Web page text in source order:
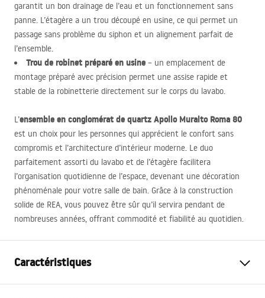
garantit un bon drainage de l’eau et un fonctionnement sans
panne. L’étagère a un trou découpé en usine, ce qui permet un
passage sans problème du siphon et un alignement parfait de
l’ensemble.
Trou de robinet préparé en usine – un emplacement de
montage préparé avec précision permet une assise rapide et
stable de la robinetterie directement sur le corps du lavabo.
L’ensemble en conglomérat de quartz Apollo Muralto Roma 80
est un choix pour les personnes qui apprécient le confort sans
compromis et l’architecture d’intérieur moderne. Le duo
parfaitement assorti du lavabo et de l’étagère facilitera
l’organisation quotidienne de l’espace, devenant une décoration
phénoménale pour votre salle de bain. Grâce à la construction
solide de REA, vous pouvez être sûr qu’il servira pendant de
nombreuses années, offrant commodité et fiabilité au quotidien.
Caractéristiques